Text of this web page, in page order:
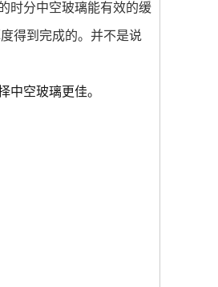
时分中空玻璃能有效的缓
得到完成的。并不是说
中空玻璃更佳。